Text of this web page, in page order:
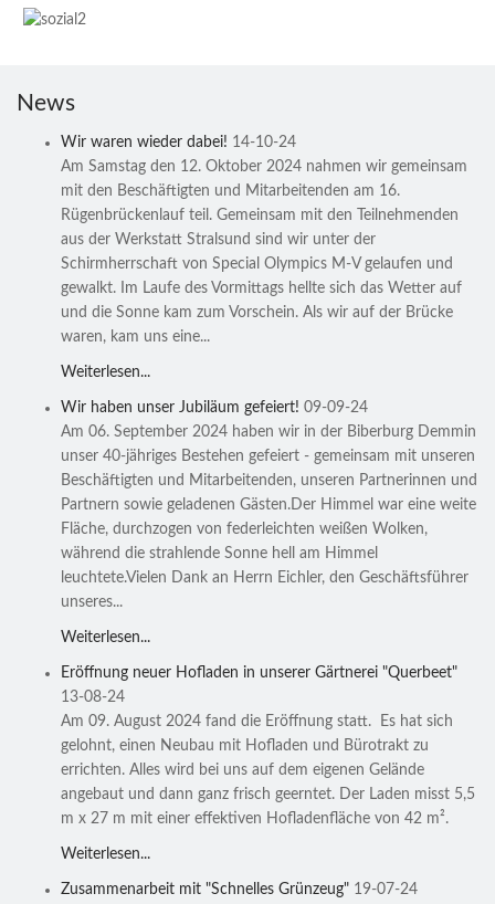
News
Wir waren wieder dabei! 14-10-24
Am Samstag den 12. Oktober 2024 nahmen wir gemeinsam
mit den Beschäftigten und Mitarbeitenden am 16.
Rügenbrückenlauf teil. Gemeinsam mit den Teilnehmenden
aus der Werkstatt Stralsund sind wir unter der
Schirmherrschaft von Special Olympics M-V gelaufen und
gewalkt. Im Laufe des Vormittags hellte sich das Wetter auf
und die Sonne kam zum Vorschein. Als wir auf der Brücke
waren, kam uns eine...
Weiterlesen...
Wir haben unser Jubiläum gefeiert! 09-09-24
Am 06. September 2024 haben wir in der Biberburg Demmin
unser 40-jähriges Bestehen gefeiert - gemeinsam mit unseren
Beschäftigten und Mitarbeitenden, unseren Partnerinnen und
Partnern sowie geladenen Gästen.Der Himmel war eine weite
Fläche, durchzogen von federleichten weißen Wolken,
während die strahlende Sonne hell am Himmel
leuchtete.Vielen Dank an Herrn Eichler, den Geschäftsführer
unseres...
Weiterlesen...
Eröffnung neuer Hofladen in unserer Gärtnerei "Querbeet"
13-08-24
Am 09. August 2024 fand die Eröffnung statt. Es hat sich
gelohnt, einen Neubau mit Hofladen und Bürotrakt zu
errichten. Alles wird bei uns auf dem eigenen Gelände
angebaut und dann ganz frisch geerntet. Der Laden misst 5,5
m x 27 m mit einer effektiven Hofladenfläche von 42 m².
Weiterlesen...
Zusammenarbeit mit "Schnelles Grünzeug" 19-07-24